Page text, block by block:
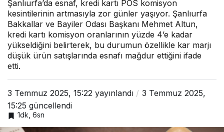
Şanlıurfa’da esnaf, kredi kartı POS komisyon
kesintilerinin artmasıyla zor günler yaşıyor. Şanlıurfa
Bakkallar ve Bayiler Odası Başkanı Mehmet Altun,
kredi kartı komisyon oranlarının yüzde 4’e kadar
yükseldiğini belirterek, bu durumun özellikle kar marjı
düşük ürün satışlarında esnafı mağdur ettiğini ifade
etti.
3 Temmuz 2025, 15:22 yayınlandı
3 Temmuz 2025,
15:25 güncellendi
1dk, 6sn
Çözüm Çağrısı!